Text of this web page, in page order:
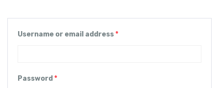
Username or email address*
Password *